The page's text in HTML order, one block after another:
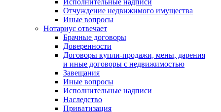
Отчуждение недвижимого имущества
Иные вопросы
Нотариус отвечает
Брачные договоры
Доверенности
Договоры купли-продажи, мены, дарения
и иные договоры с недвижимостью
Завещания
Иные вопросы
Исполнительные надписи
Наследство
Приватизация